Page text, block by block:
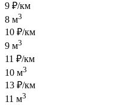
9 ₽/км
8 м3
10 ₽/км
9 м3
11 ₽/км
10 м3
13 ₽/км
11 м3